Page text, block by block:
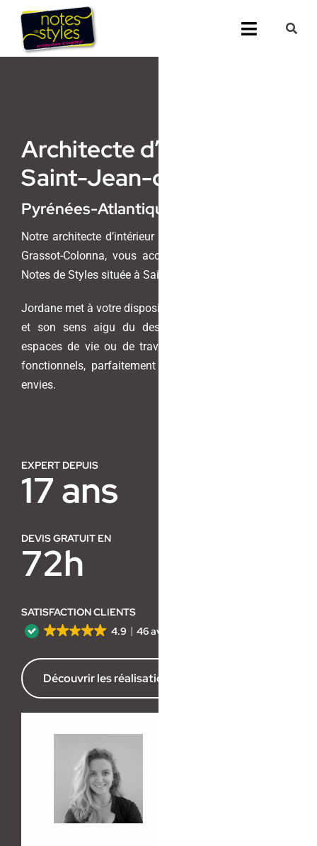
Passer
contenu
Toggle
Architecte d’intérieur
Saint-Jean-de-Luz
Pyrénées-Atlantiques)
Notre architecte d’intérieur et maitre d’oeuvre, Jordane
Grassot-Colonna, vous accueille au sein de l’agence
Notes de Styles située à Saint-Jean-de-Luz.
Jordane met à votre disposition son savoir-faire unique
et son sens aigu du design pour transformer vos
espaces de vie ou de travail en lieux harmonieux et
fonctionnels, parfaitement adaptés à vos besoins et
envies.
EXPERT DEPUIS
17 ans
DEVIS GRATUIT EN
72h
SATISFACTION CLIENTS
4.9
46 avis
Découvrir les réalisations de l’agence